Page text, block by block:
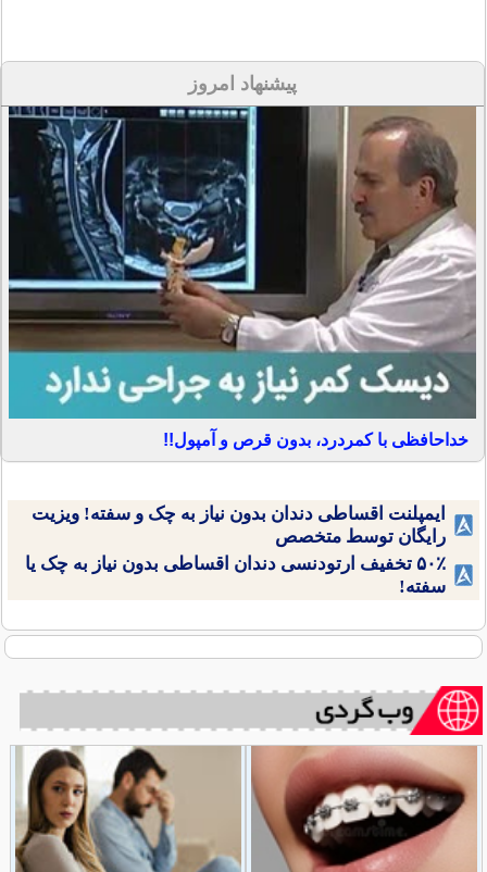
پیشنهاد امروز
خداحافظی با کمردرد، بدون قرص و آمپول!!
ایمپلنت اقساطی دندان بدون نیاز به چک و سفته! ویزیت
رایگان توسط متخصص
۵۰٪ تخفیف ارتودنسی دندان اقساطی بدون نیاز به چک یا
سفته!